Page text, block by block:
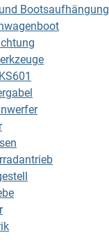
Bootsaufhängung